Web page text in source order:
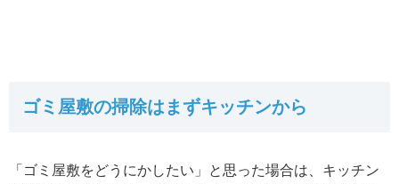
ゴミ屋敷の掃除はまずキッチンから
「ゴミ屋敷をどうにかしたい」と思った場合は、キッチン